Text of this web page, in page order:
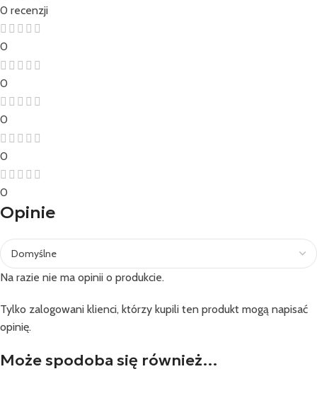
0 recenzji
0
0
0
0
0
Opinie
Na razie nie ma opinii o produkcie.
Tylko zalogowani klienci, którzy kupili ten produkt mogą napisać
opinię.
Może spodoba się również…